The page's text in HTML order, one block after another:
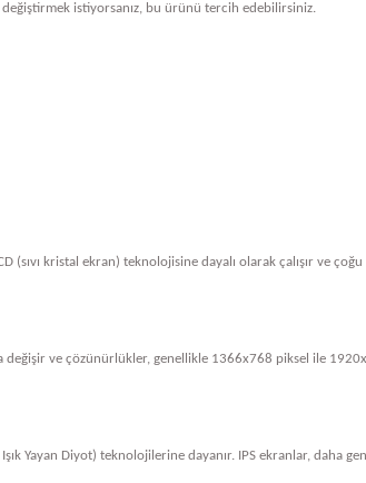
değiştirmek istiyorsanız, bu ürünü tercih edebilirsiniz.
kristal ekran) teknolojisine dayalı olarak çalışır ve
ve çözünürlükler, genellikle 1366x768 piksel ile
Yayan Diyot) teknolojilerine dayanır. IPS ekranlar, daha